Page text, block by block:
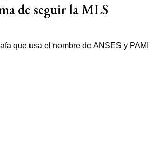
de seguir la MLS